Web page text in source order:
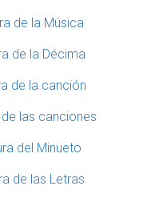
de la Música
de la Décima
de la canción
las canciones
del Minueto
de las Letras